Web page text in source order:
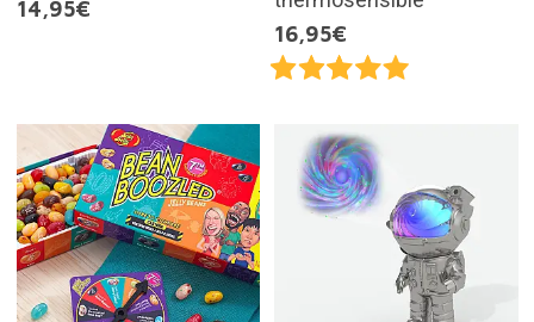
14,95€
16,95€